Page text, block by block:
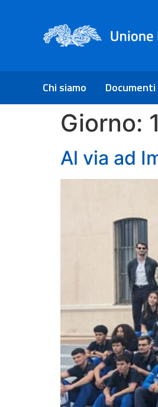
Chi siamo Documenti
Giorno:
Al via ad